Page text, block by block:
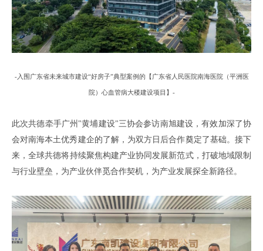
-入围 广东省未来城市建设“好房子”典型案例的 【 广东省人民医院南海医院（平洲医
院）心血管病大楼建设项目 】 -
此次共德牵手广州 "黄埔建设"三协会参访南旭建设 ，有效加深了协
会对南海本土优秀建企的了解， 为双方日后合作奠定了基础。 接下
来 ，全球共德将持续聚焦构建产业协同发展新范式， 打破地域限制
与行业壁垒 ， 为产业伙伴觅合作契机 ， 为产业发展探全新路径。